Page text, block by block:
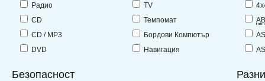
Радио
CD
CD / MP3
DVD
TV
Темпомат
Бордови Компютър
Навигация
Безопасност Разни